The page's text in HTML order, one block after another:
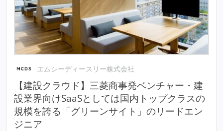
エムシーディースリー株式会社
【建設クラウド】三菱商事発ベンチャー・建
設業界向けSaaSとしては国内トップクラスの
規模を誇る「グリーンサイト」のリードエン
ジニア